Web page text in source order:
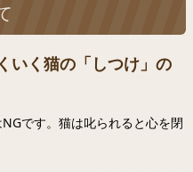
いく猫の「しつけ」の
です。猫は叱られると心を閉